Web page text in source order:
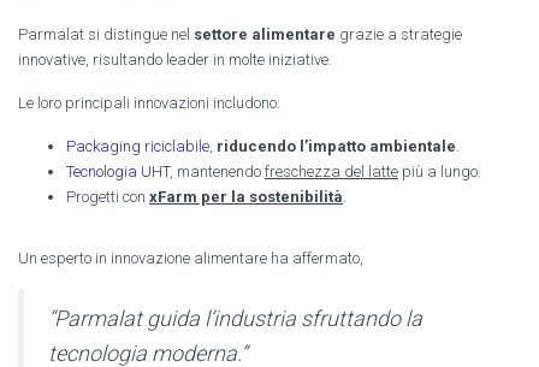
Parmalat si distingue nel settore alimentare grazie a strategie
innovative, risultando leader in molte iniziative.
Le loro principali innovazioni includono:
Packaging riciclabile riducendo l’impatto ambientale
Tecnologia UHT, mantenendo freschezza del latte più a lungo.
Progetti con xFarm per la sostenibilità
Un esperto in innovazione alimentare ha affermato,
“Parmalat guida l’industria sfruttando la
tecnologia moderna.”